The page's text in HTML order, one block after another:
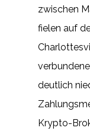
zwischen
fielen auf
deutlich
Krypto-